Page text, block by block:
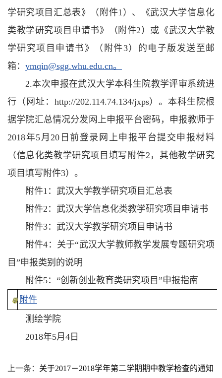
学研究项目汇总表》（附件1）、《武汉大学信息化
类教学研究项目申请书》（附件2）或《武汉大学教
学研究项目申请书》（附件3）的电子版发送至邮
箱： ymqin@sgg.whu.edu.cn。
2.本次申报在武汉大学本科生院教学评审系统进
行（网址：http://202.114.74.134/jxps）。本科生院根
据学院汇总情况分发网上申报平台密码，申报教师于
2018年5月20日前登录网上申报平台提交申报材料
（信息化类教学研究项目填写附件2，其他教学研究
项目填写附件3）。
附件1：武汉大学教学研究项目汇总表
附件2：武汉大学信息化类教学研究项目申请书
附件3：武汉大学教学研究项目申请书
附件4：关于“武汉大学教师教学发展专题研究项
目”申报类别的说明
附件5：“创新创业教育类研究项目”申报指南
附件
测绘学院
2018年5月4日
上一条： 关于2017－2018学年第二学期期中教学检查的通知